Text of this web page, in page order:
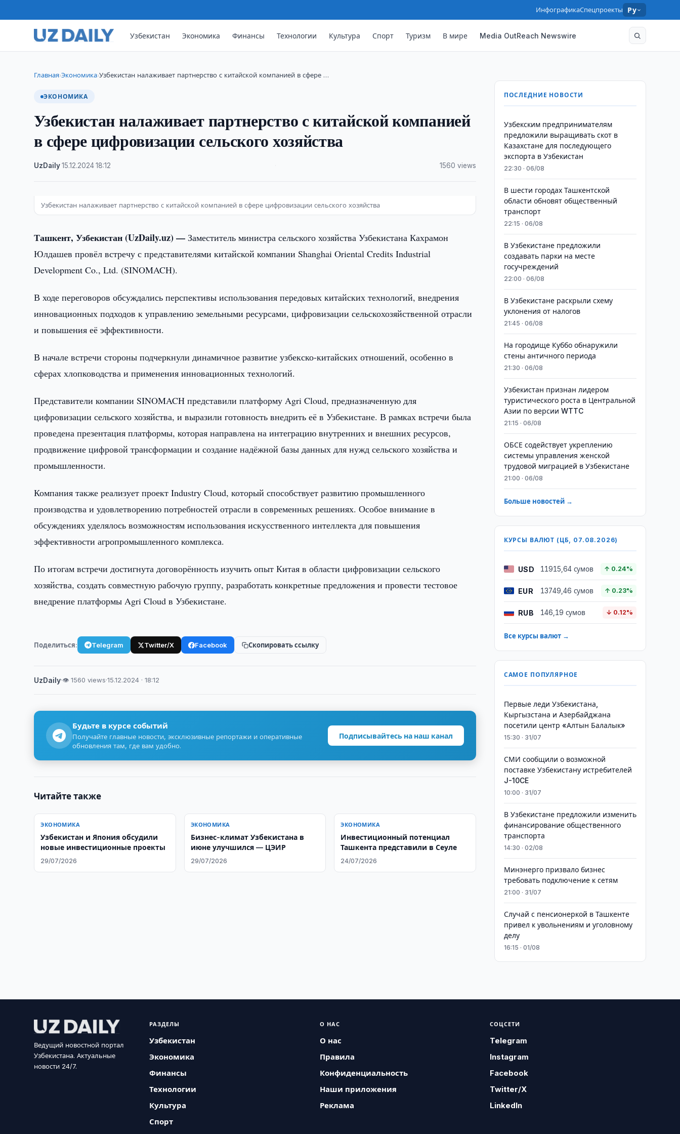
ИнфографикаСпецпроекты Ру
Узбекистан Экономика Финансы Технологии Культура Спорт Туризм В мире Media OutReach Newswire
Главная›Экономика›Узбекистан налаживает партнерство с китайской компанией в сфере …
ЭКОНОМИКА
Узбекистан налаживает партнерство с китайской компанией
в сфере цифровизации сельского хозяйства
UzDaily·15.12.2024·18:12 1560 views
Узбекистан налаживает партнерство с китайской компанией в сфере цифровизации сельского хозяйства
Ташкент, Узбекистан (UzDaily.uz) —Заместитель министра сельского хозяйства Узбекистана Кахрамон
Юлдашев провёл встречу с представителями китайской компании Shanghai Oriental Credits Industrial
Development Co., Ltd. (SINOMACH).
В ходе переговоров обсуждались перспективы использования передовых китайских технологий, внедрения
инновационных подходов к управлению земельными ресурсами, цифровизации сельскохозяйственной отрасли
и повышения её эффективности.
В начале встречи стороны подчеркнули динамичное развитие узбекско-китайских отношений, особенно в
сферах хлопководства и применения инновационных технологий.
Представители компании SINOMACH представили платформу Agri Cloud, предназначенную для
цифровизации сельского хозяйства, и выразили готовность внедрить её в Узбекистане. В рамках встречи была
проведена презентация платформы, которая направлена на интеграцию внутренних и внешних ресурсов,
продвижение цифровой трансформации и создание надёжной базы данных для нужд сельского хозяйства и
промышленности.
Компания также реализует проект Industry Cloud, который способствует развитию промышленного
производства и удовлетворению потребностей отрасли в современных решениях. Особое внимание в
обсуждениях уделялось возможностям использования искусственного интеллекта для повышения
эффективности агропромышленного комплекса.
По итогам встречи достигнута договорённость изучить опыт Китая в области цифровизации сельского
хозяйства, создать совместную рабочую группу, разработать конкретные предложения и провести тестовое
внедрение платформы Agri Cloud в Узбекистане.
Поделиться: Telegram Twitter/X Facebook Скопировать ссылку
UzDaily·👁 1560 views·15.12.2024 · 18:12
Будьте в курсе событий
Получайте главные новости, эксклюзивные репортажи и оперативные
обновления там, где вам удобно.
Подписывайтесь на наш канал
Читайте также
ЭКОНОМИКА
Узбекистан и Япония обсудили
новые инвестиционные проекты
29/07/2026
ЭКОНОМИКА
Бизнес-климат Узбекистана в
июне улучшился — ЦЭИР
29/07/2026
ЭКОНОМИКА
Инвестиционный потенциал
Ташкента представили в Сеуле
24/07/2026
ПОСЛЕДНИЕ НОВОСТИ
Узбекским предпринимателям
предложили выращивать скот в
Казахстане для последующего
экспорта в Узбекистан
22:30 · 06/08
В шести городах Ташкентской
области обновят общественный
транспорт
22:15 · 06/08
В Узбекистане предложили
создавать парки на месте
госучреждений
22:00 · 06/08
В Узбекистане раскрыли схему
уклонения от налогов
21:45 · 06/08
На городище Куббо обнаружили
стены античного периода
21:30 · 06/08
Узбекистан признан лидером
туристического роста в Центральной
Азии по версии WTTC
21:15 · 06/08
ОБСЕ содействует укреплению
системы управления женской
трудовой миграцией в Узбекистане
21:00 · 06/08
Больше новостей →
КУРСЫ ВАЛЮТ (ЦБ, 07.08.2026)
USD 11915,64 сумов ↑ 0.24%
EUR 13749,46 сумов ↑ 0.23%
RUB 146,19 сумов ↓ 0.12%
Все курсы валют →
САМОЕ ПОПУЛЯРНОЕ
Первые леди Узбекистана,
Кыргызстана и Азербайджана
посетили центр «Алтын Балалык»
15:30 · 31/07
СМИ сообщили о возможной
поставке Узбекистану истребителей
J-10CE
10:00 · 31/07
В Узбекистане предложили изменить
финансирование общественного
транспорта
14:30 · 02/08
Минэнерго призвало бизнес
требовать подключение к сетям
21:00 · 31/07
Случай с пенсионеркой в Ташкенте
привел к увольнениям и уголовному
делу
16:15 · 01/08
Ведущий новостной портал
Узбекистана. Актуальные
новости 24/7.
РАЗДЕЛЫ
Узбекистан
Экономика
Финансы
Технологии
Культура
Спорт
О НАС
О нас
Правила
Конфиденциальность
Наши приложения
Реклама
СОЦСЕТИ
Telegram
Instagram
Facebook
Twitter/X
LinkedIn